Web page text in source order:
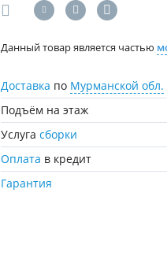
Данный товар является частью
Доставка по Мурманской обл.
Подъём на этаж
Услугасборки
Оплата в кредит
Гарантия